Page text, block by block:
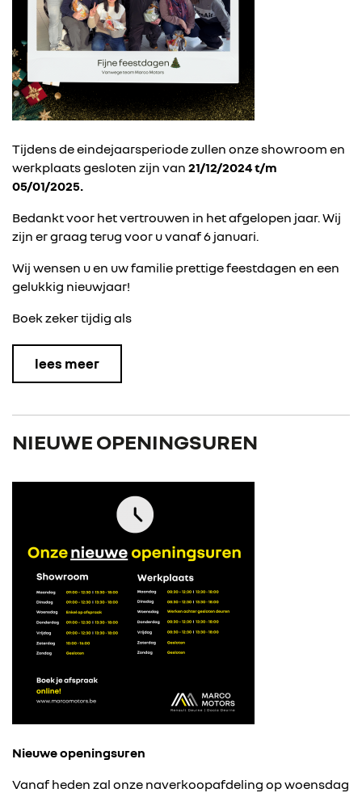
Tijdens de eindejaarsperiode zullen onze showroom en
werkplaats gesloten zijn van 21/12/2024 t/m
05/01/2025.
Bedankt voor het vertrouwen in het afgelopen jaar. Wij
zijn er graag terug voor u vanaf 6 januari.
Wij wensen u en uw familie prettige feestdagen en een
gelukkig nieuwjaar!
Boek zeker tijdig als
lees meer
NIEUWE OPENINGSUREN
Nieuwe openingsuren
Vanaf heden zal onze naverkoopafdeling op woensdag